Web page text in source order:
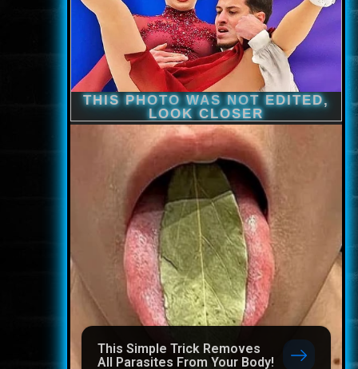
This Simple Trick Removes
All Parasites From Your Body!